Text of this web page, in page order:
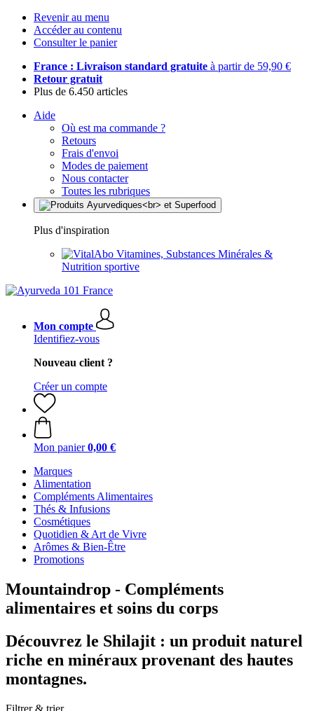
Revenir au menu
Accéder au contenu
Consulter le panier
France : Livraison standard gratuite à partir de 59,90 €
Retour gratuit
Plus de 6.450 articles
Aide
Où est ma commande ?
Retours
Frais d'envoi
Modes de paiement
Nous contacter
Toutes les rubriques
Plus d'inspiration
Vitamines, Substances Minérales &
Nutrition sportive
Mon compte
Identifiez-vous
Nouveau client ?
Créer un compte
Mon panier 0,00 €
Marques
Alimentation
Compléments Alimentaires
Thés & Infusions
Cosmétiques
Quotidien & Art de Vivre
Arômes & Bien-Être
Promotions
Mountaindrop - Compléments
alimentaires et soins du corps
Découvrez le Shilajit : un produit naturel
riche en minéraux provenant des hautes
montagnes.
Filtrer & trier